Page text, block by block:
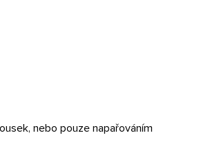
nebo pouze napařováním